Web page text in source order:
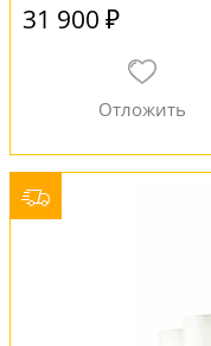
31 900 ₽